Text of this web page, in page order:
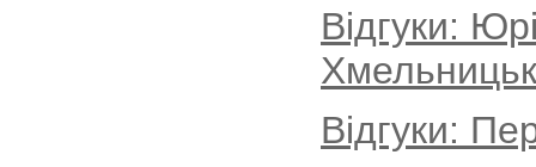
Відгуки:
Відгуки: